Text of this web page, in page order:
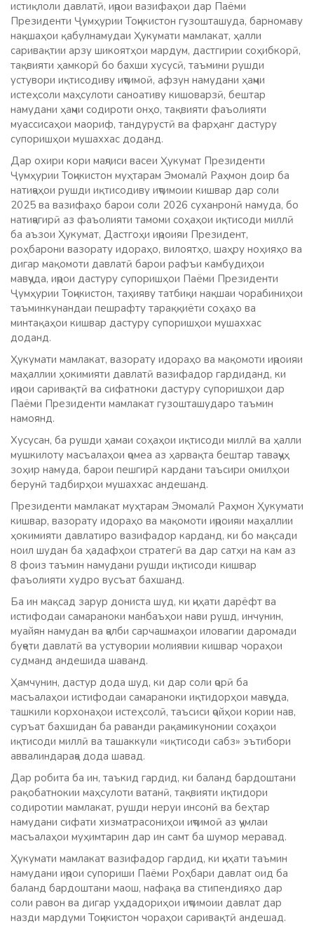
истиқлоли давлатӣ, иҷрои вазифаҳои дар Паёми
Президенти Ҷумҳурии Тоҷикистон гузошташуда, барномаву
нақшаҳои қабулнамудаи Ҳукумати мамлакат, ҳалли
саривақтии арзу шикоятҳои мардум, дастгирии соҳибкорӣ,
тақвияти ҳамкорӣ бо бахши хусусӣ, таъмини рушди
устувори иқтисодиву иҷтимоӣ, афзун намудани ҳаҷми
истеҳсоли маҳсулоти саноативу кишоварзӣ, бештар
намудани ҳаҷми содироти онҳо, тақвияти фаъолияти
муассисаҳои маориф, тандурустӣ ва фарҳанг дастуру
супоришҳои мушаххас доданд.
Дар охири кори маҷлиси васеи Ҳукумат Президенти
Ҷумҳурии Тоҷикистон муҳтарам Эмомалӣ Раҳмон доир ба
натиҷаҳои рушди иқтисодиву иҷтимоии кишвар дар соли
2025 ва вазифаҳо барои соли 2026 суханронӣ намуда, бо
натиҷагирӣ аз фаъолияти тамоми соҳаҳои иқтисоди миллӣ
ба аъзои Ҳукумат, Дастгоҳи иҷроияи Президент,
роҳбарони вазорату идораҳо, вилоятҳо, шаҳру ноҳияҳо ва
дигар мақомоти давлатӣ барои рафъи камбудиҳои
мавҷуда, иҷрои дастуру супоришҳои Паёми Президенти
Ҷумҳурии Тоҷикистон, таҳияву татбиқи нақшаи чорабиниҳои
таъминкунандаи пешрафту тараққиёти соҳаҳо ва
минтақаҳои кишвар дастуру супоришҳои мушаххас
доданд.
Ҳукумати мамлакат, вазорату идораҳо ва мақомоти иҷроияи
маҳаллии ҳокимияти давлатӣ вазифадор гардиданд, ки
иҷрои саривақтӣ ва сифатноки дастуру супоришҳои дар
Паёми Президенти мамлакат гузошташударо таъмин
намоянд.
Хусусан, ба рушди ҳамаи соҳаҳои иқтисоди миллӣ ва ҳалли
мушкилоту масъалаҳои ҷомеа аз ҳарвақта бештар таваҷҷуҳ
зоҳир намуда, барои пешгирӣ кардани таъсири омилҳои
берунӣ тадбирҳои мушаххас андешанд.
Президенти мамлакат муҳтарам Эмомалӣ Раҳмон Ҳукумати
кишвар, вазорату идораҳо ва мақомоти иҷроияи маҳаллии
ҳокимияти давлатиро вазифадор карданд, ки бо мақсади
ноил шудан ба ҳадафҳои стратегӣ ва дар сатҳи на кам аз
8 фоиз таъмин намудани рушди иқтисоди кишвар
фаъолияти худро вусъат бахшанд.
Ба ин мақсад зарур дониста шуд, ки ҷиҳати дарёфт ва
истифодаи самараноки манбаъҳои нави рушд, инчунин,
муайян намудан ва ҷалби сарчашмаҳои иловагии даромади
буҷети давлатӣ ва устувории молиявии кишвар чораҳои
судманд андешида шаванд.
Ҳамчунин, дастур дода шуд, ки дар соли ҷорӣ ба
масъалаҳои истифодаи самараноки иқтидорҳои мавҷуда,
ташкили корхонаҳои истеҳсолӣ, таъсиси ҷойҳои кории нав,
суръат бахшидан ба раванди рақамикунонии соҳаҳои
иқтисоди миллӣ ва ташаккули «иқтисоди сабз» эътибори
аввалиндараҷа дода шавад.
Дар робита ба ин, таъкид гардид, ки баланд бардоштани
рақобатнокии маҳсулоти ватанӣ, тақвияти иқтидори
содиротии мамлакат, рушди неруи инсонӣ ва беҳтар
намудани сифати хизматрасониҳои иҷтимоӣ аз ҷумлаи
масъалаҳои муҳимтарин дар ин самт ба шумор меравад.
Ҳукумати мамлакат вазифадор гардид, ки ҷиҳати таъмин
намудани иҷрои супориши Паёми Роҳбари давлат оид ба
баланд бардоштани маош, нафақа ва стипендияҳо дар
соли равон ва дигар уҳдадориҳои иҷтимоии давлат дар
назди мардуми Тоҷикистон чораҳои саривақтӣ андешад.